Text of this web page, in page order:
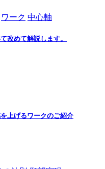
ワーク 中心軸
改めて解説します。
上げるワークのご紹介